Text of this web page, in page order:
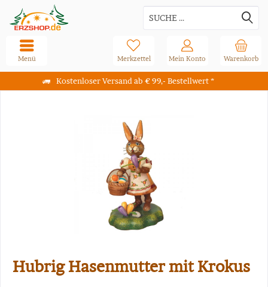
Kostenloser Versand ab € 99,- Bestellwert *
Warenkorb
Merkzettel Mein Konto
Menü
Hubrig Hasenmutter mit Krokus